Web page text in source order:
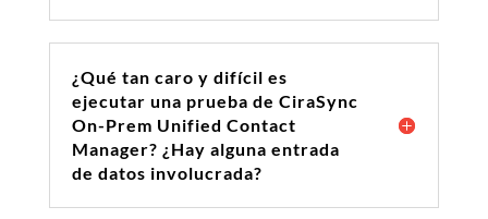
¿Qué tan caro y difícil es
ejecutar una prueba de CiraSync
On-Prem Unified Contact
Manager? ¿Hay alguna entrada
de datos involucrada?